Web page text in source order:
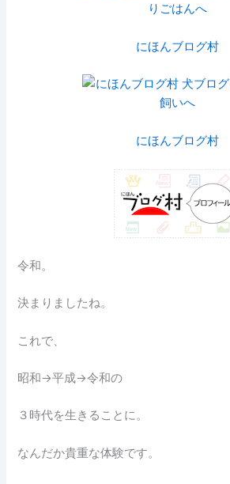
にほんブログ村
にほんブログ村
令和。
決まりましたね。
これで、
昭和→平成→令和の
３時代を生きることに。
なんだか貴重な体験です。